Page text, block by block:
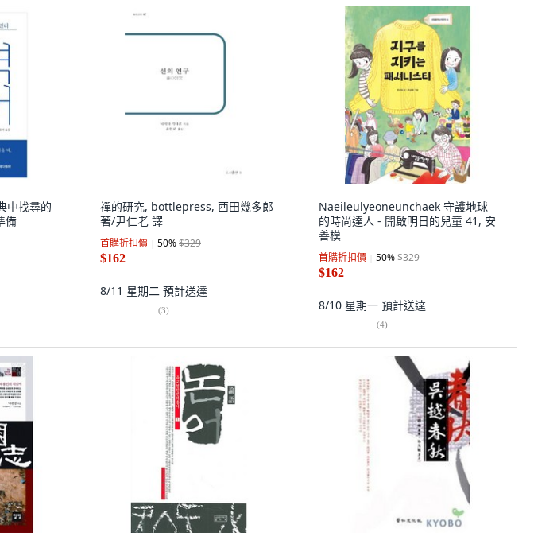
中找尋的
備
禪的研究, bottlepress, 西田幾多郎
著/尹仁老 譯
首購折扣價 50%$329
$162
8/11 星期二 預計送達
(3)
Naeileulyeoneunchaek 守護地球
的時尚達人 - 開啟明日的兒童 41, 安
善模
首購折扣價 50%$329
$162
8/10 星期一 預計送達
(4)